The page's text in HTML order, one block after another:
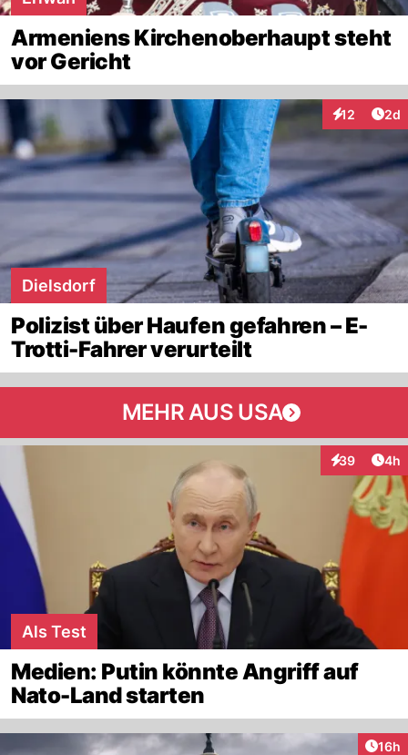
Armeniens Kirchenoberhaupt steht
vor Gericht
12
Interaktionen
2d
Dielsdorf
Polizist über Haufen gefahren – E-
Trotti-Fahrer verurteilt
MEHR AUS USA
39
Interaktionen
4h
Als Test
Medien: Putin könnte Angriff auf
Nato-Land starten
16h